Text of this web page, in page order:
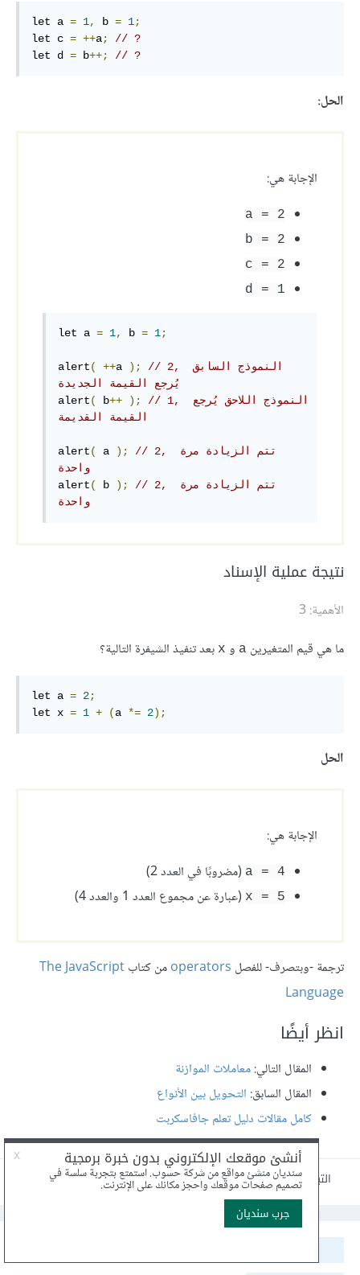
let a = 1, b = 1;
let c = ++a;
// ?
let d = b++; // ?
الحل:
الإجابة هي:
a = 2
b = 2
c = 2
d = 1
let a = 1, b = 1;
alert( ++a );
// 2, النموذج السابق
يُرجع القيمة الجديدة
alert( b++ );
// 1, النموذج اللاحق يُرجع
القيمة القديمة
alert( a );
// 2, تتم الزيادة مرة
واحدة
alert( b );
// 2, تتم الزيادة مرة
واحدة
نتيجة عملية الإسناد
الأهمية: 3
ما هي قيم المتغيرين a و x بعد تنفيذ الشيفرة التالية؟
let a = 2;
let x = 1 + (a *= 2);
الحل
الإجابة هي:
a = 4 (مضروبًا في العدد 2)
x = 5 (عبارة عن مجموع العدد 1 والعدد 4)
ترجمة -وبتصرف- للفصل operatorsمن كتابThe JavaScript
Language
انظر أيضًا
المقال التالي:معاملات الموازنة
المقال السابق: التحويل بين الأنواع
كامل مقالات دليل تعلم جافاسكربت
التبليغ عن مقال